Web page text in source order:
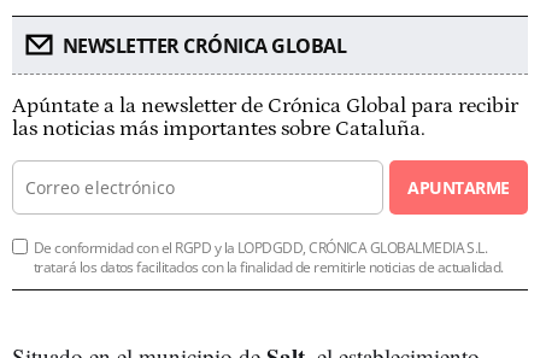
NEWSLETTER CRÓNICA GLOBAL
Apúntate a la newsletter de Crónica Global para recibir
las noticias más importantes sobre Cataluña.
APUNTARME
De conformidad con el RGPD y la LOPDGDD, CRÓNICA GLOBALMEDIA S.L.
tratará los datos facilitados con la finalidad de remitirle noticias de actualidad.